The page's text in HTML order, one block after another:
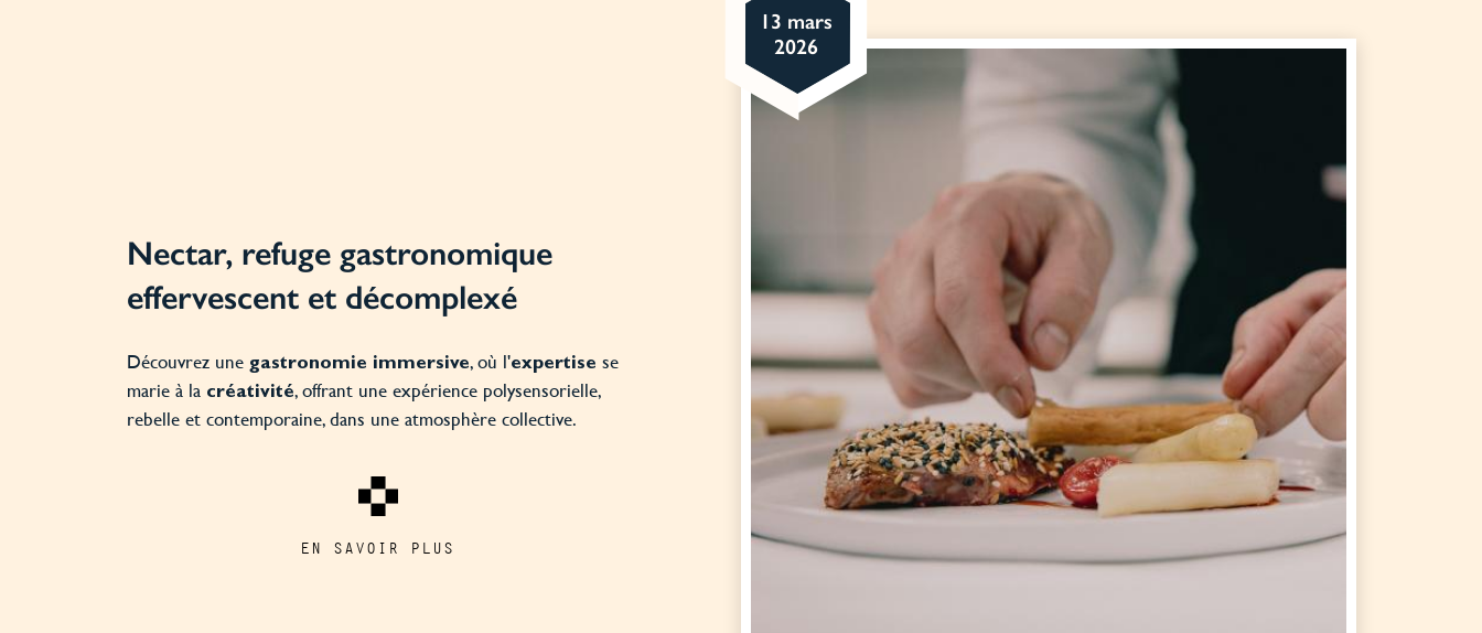
Nectar, refuge gastronomique
effervescent et décomplexé
Découvrez une gastronomie immersive, où l'expertise se
marie à la créativité, offrant une expérience polysensorielle,
rebelle et contemporaine, dans une atmosphère collective.
EN SAVOIR PLUS
13 mars
2026